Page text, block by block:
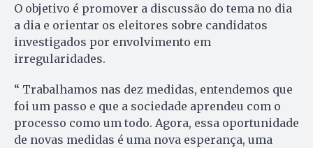
O objetivo é promover a discussão do tema no dia
a dia e orientar os eleitores sobre candidatos
investigados por envolvimento em
irregularidades.
“ Trabalhamos nas dez medidas, entendemos que
foi um passo e que a sociedade aprendeu com o
processo como um todo. Agora, essa oportunidade
de novas medidas é uma nova esperança, uma